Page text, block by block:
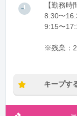
【勤務
8:30〜
9:15〜
※残業：2
キープす